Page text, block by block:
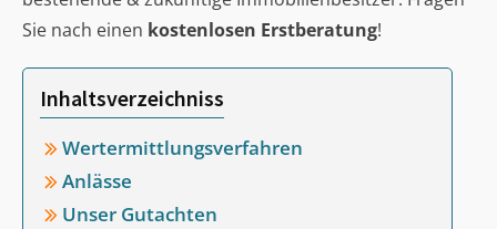
Sie nach einen kostenlosen Erstberatung!
Inhaltsverzeichniss
Wertermittlungsverfahren
Anlässe
Unser Gutachten